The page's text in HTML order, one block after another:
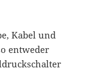
Kabel und
entweder